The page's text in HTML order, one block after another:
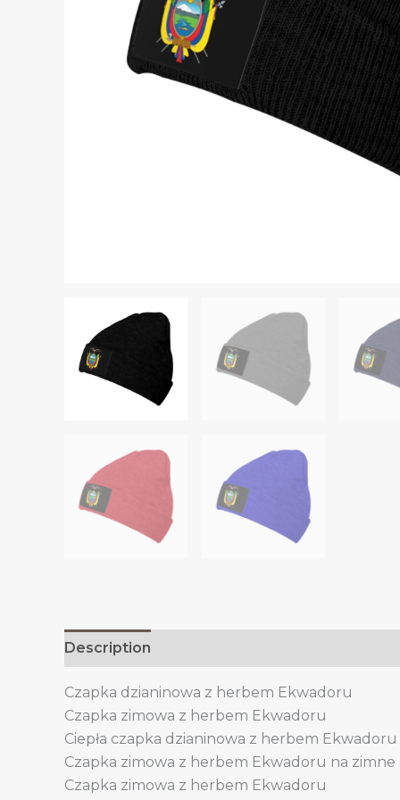
Description
Czapka dzianinowa z herbem Ekwadoru
Czapka zimowa z herbem Ekwadoru
Ciepła czapka dzianinowa z herbem Ekwadoru
Czapka zimowa z herbem Ekwadoru na zimne
Czapka zimowa z herbem Ekwadoru